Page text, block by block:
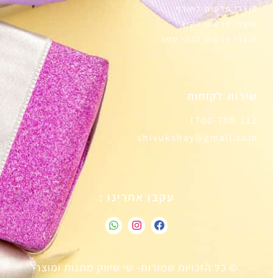
מוצרי פרסום לחורף
מוצרי פרסום לקיץ
מוצרי פרסום לבתי ספר
שירות לקוחות
1700-700-212
shivukshay@gmail.com
עקבו אחרינו :
© כל הזכויות שמורות- שי שיווק מתנות ומוצרי